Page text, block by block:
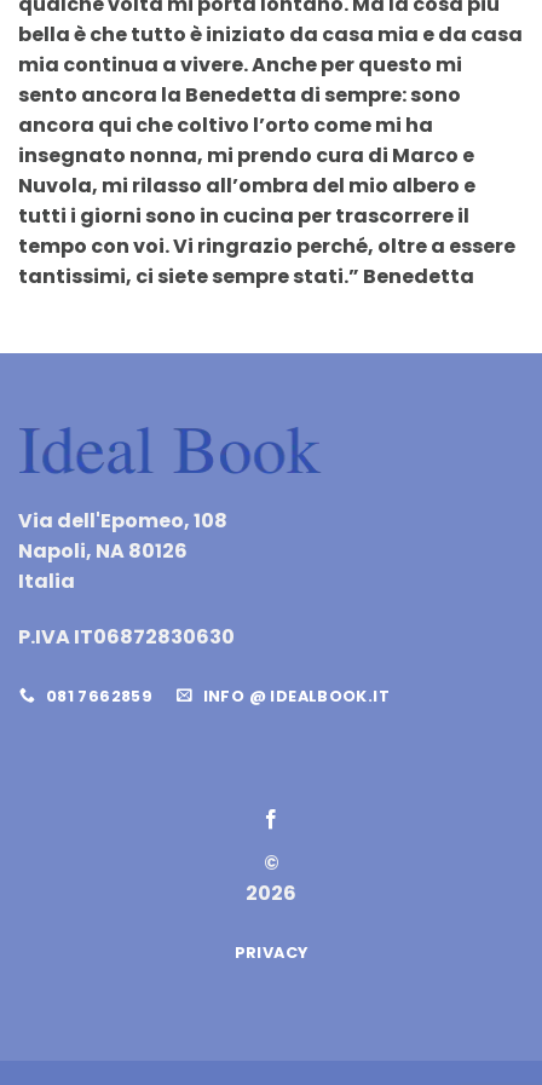
bella è che tutto è iniziato da casa mia e da casa
mia continua a vivere. Anche per questo mi
sento ancora la Benedetta di sempre: sono
ancora qui che coltivo l’orto come mi ha
insegnato nonna, mi prendo cura di Marco e
Nuvola, mi rilasso all’ombra del mio albero e
tutti i giorni sono in cucina per trascorrere il
tempo con voi. Vi ringrazio perché, oltre a essere
tantissimi, ci siete sempre stati.” Benedetta
Via dell'Epomeo, 108
Napoli, NA 80126
Italia
P.IVA IT06872830630
081 7662859 INFO @ IDEALBOOK.IT
©
2026
PRIVACY